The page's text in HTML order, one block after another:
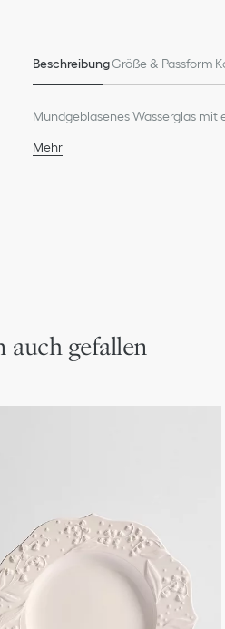
BeschreibungGröße & Passform
Mundgeblasenes Wasserglas
die Platzierung der
Mehr
auch gefallen